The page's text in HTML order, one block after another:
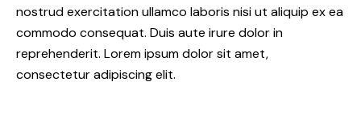
nostrud exercitation ullamco laboris nisi ut aliquip ex ea
commodo consequat. Duis aute irure dolor in
reprehenderit. Lorem ipsum dolor sit amet,
consectetur adipiscing elit.